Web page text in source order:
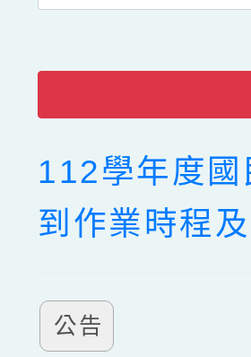
112學年度
到作業時程
公告